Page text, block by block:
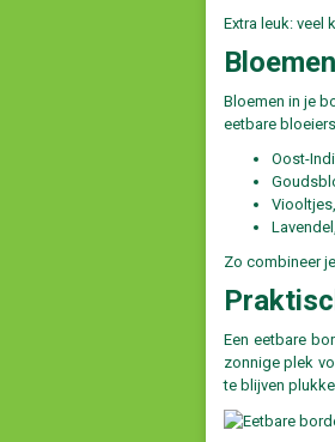
Extra leuk: veel
Bloemen in je
eetbare
Oost-
Zo combineer
Een eetbare
zonnige plek
te blijven